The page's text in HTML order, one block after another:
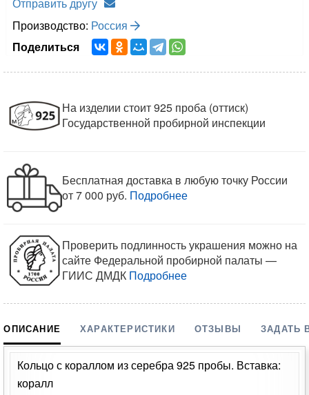
Производство: Россия
Поделиться
На изделии стоит 925 проба (оттиск)
Государственной пробирной инспекции
Бесплатная доставка в любую точку России
от 7 000 руб. Подробнее
Проверить подлинность украшения можно на
сайте Федеральной пробирной палаты —
ГИИС ДМДК Подробнее
ОПИСАНИЕ ХАРАКТЕРИСТИКИ ОТЗЫВЫ ЗАДАТЬ
Кольцо с кораллом из серебра 925 пробы. Вставка:
коралл